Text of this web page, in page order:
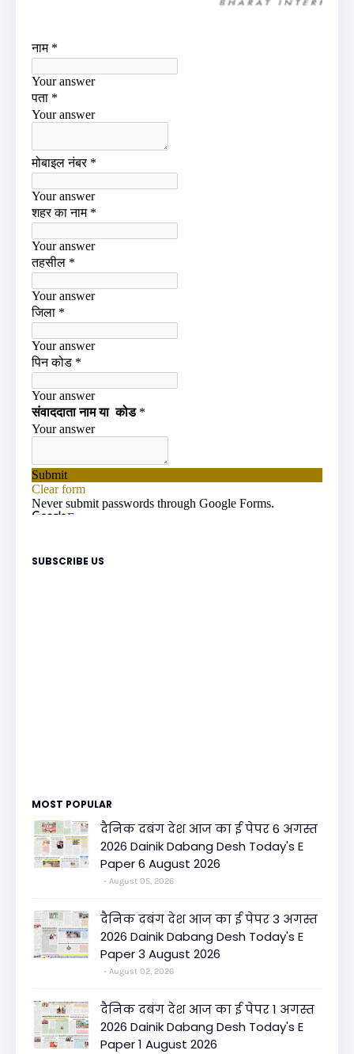
SUBSCRIBE US
MOST POPULAR
दैनिक दबंग देश आज का ई पेपर 6 अगस्त
2026 Dainik Dabang Desh Today's E
Paper 6 August 2026
August 05, 2026
दैनिक दबंग देश आज का ई पेपर 3 अगस्त
2026 Dainik Dabang Desh Today's E
Paper 3 August 2026
August 02, 2026
दैनिक दबंग देश आज का ई पेपर 1 अगस्त
2026 Dainik Dabang Desh Today's E
Paper 1 August 2026